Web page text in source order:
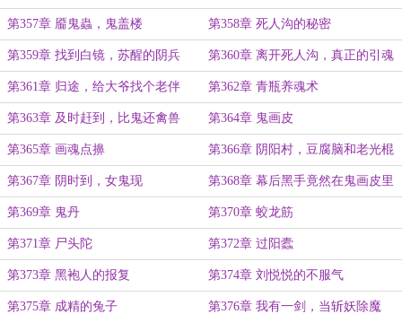
通天烛
第357章 靥鬼蟲，鬼盖楼 第358章 死人沟的秘密
第359章 找到白镜，苏醒的阴兵 第360章 离开死人沟，真正的引魂
官
第361章 归途，给大爷找个老伴 第362章 青瓶养魂术
第363章 及时赶到，比鬼还禽兽 第364章 鬼画皮
第365章 画魂点擤 第366章 阴阳村，豆腐脑和老光棍
第367章 阴时到，女鬼现 第368章 幕后黑手竟然在鬼画皮里
第369章 鬼丹 第370章 蛟龙筋
第371章 尸头陀 第372章 过阳蠹
第373章 黑袍人的报复 第374章 刘悦悦的不服气
第375章 成精的兔子 第376章 我有一剑，当斩妖除魔